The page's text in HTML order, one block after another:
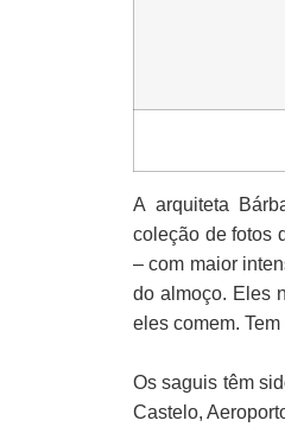
A arquiteta
coleção de fotos
– com maior
do almoço. Eles
eles comem.
Os saguis têm
Castelo,